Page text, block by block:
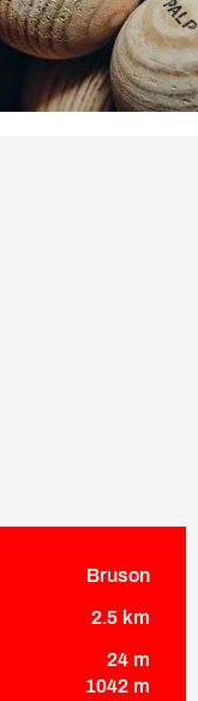
Bruson
2.5 km
24 m
1042 m